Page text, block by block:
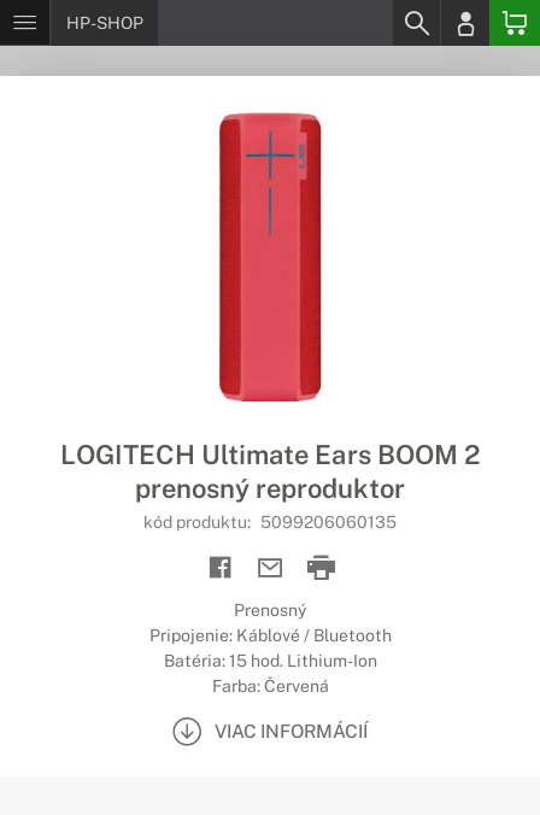
HP-SHOP
LOGITECH Ultimate Ears BOOM 2
prenosný reproduktor
kód produktu: 5099206060135
Prenosný
Pripojenie: Káblové / Bluetooth
Batéria: 15 hod. Lithium-Ion
Farba: Červená
VIAC INFORMÁCIÍ